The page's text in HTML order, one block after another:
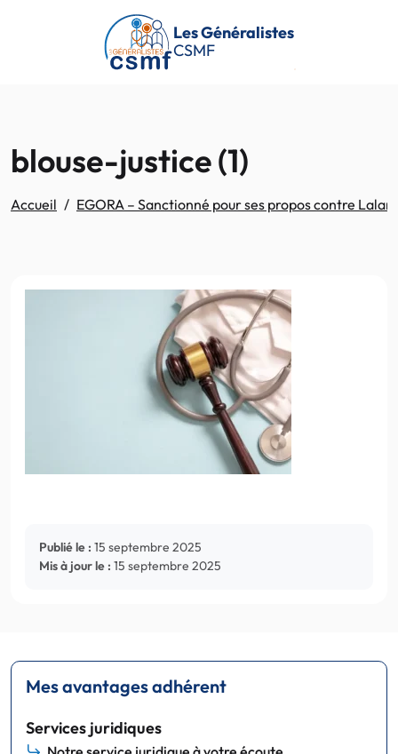
Passer au contenu principal
Les Généralistes
CSMF
blouse-justice (1)
Accueil EGORA – Sanctionné pour ses propos contre
Publié le : 15 septembre 2025
Mis à jour le : 15 septembre 2025
Mes avantages adhérent
Services juridiques